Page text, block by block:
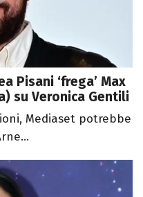
Pisani ‘frega’ Max
su Veronica Gentili
Mediaset potrebbe